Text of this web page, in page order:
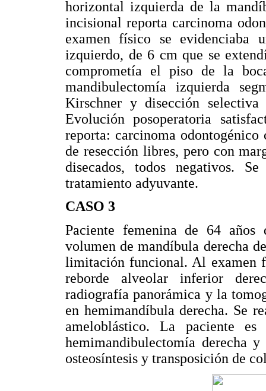
horizontal izquierda de la
incisional reporta carcinoma
examen físico se evidenciaba
izquierdo, de 6 cm que se
comprometía el piso de la
mandibulectomía izquierda
Kirschner y disección
Evolución posoperatoria
reporta: carcinoma
de resección libres, pero con
disecados, todos negativos.
tratamiento adyuvante.
CASO 3
Paciente femenina de 64
volumen de mandíbula derecha
limitación funcional. Al examen
reborde alveolar inferior
radiografía panorámica y la
en hemimandíbula derecha. Se
ameloblástico. La paciente
hemimandibulectomía derecha
osteosíntesis y transposición de